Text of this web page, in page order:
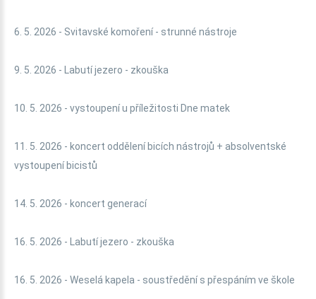
6. 5. 2026 - Svitavské komoření - strunné nástroje
9. 5. 2026 - Labutí jezero - zkouška
10. 5. 2026 - vystoupení u příležitosti Dne matek
11. 5. 2026 - koncert oddělení bicích nástrojů + absolventské
vystoupení bicistů
14. 5. 2026 - koncert generací
16. 5. 2026 - Labutí jezero - zkouška
16. 5. 2026 - Weselá kapela - soustředění s přespáním ve škole